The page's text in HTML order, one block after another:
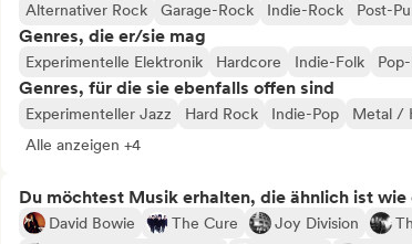
Alternativer Rock Garage-Rock Indie-Rock Post-
Genres, die er/sie mag
Experimentelle Elektronik Hardcore Indie-Folk
Genres, für die sie ebenfalls offen sind
Experimenteller Jazz Hard Rock Indie-Pop Metal /
Alle anzeigen +4
Du möchtest Musik erhalten, die ähnlich ist wie
David Bowie The Cure Joy Division